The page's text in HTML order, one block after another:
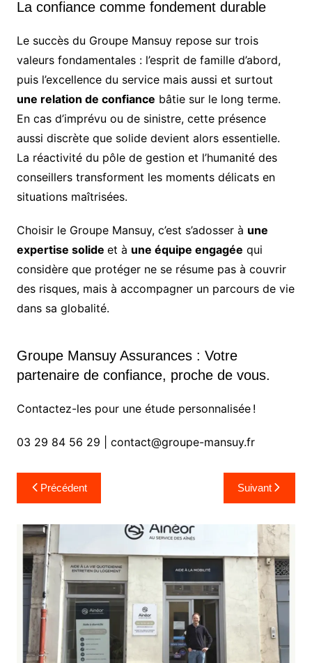
La confiance comme fondement durable
Le succès du Groupe Mansuy repose sur trois
valeurs fondamentales : l’esprit de famille d’abord,
puis l’excellence du service mais aussi et surtout
une relation de confiance bâtie sur le long terme.
En cas d’imprévu ou de sinistre, cette présence
aussi discrète que solide devient alors essentielle.
La réactivité du pôle de gestion et l’humanité des
conseillers transforment les moments délicats en
situations maîtrisées.
Choisir le Groupe Mansuy, c’est s’adosser à une
expertise solide et à une équipe engagée qui
considère que protéger ne se résume pas à couvrir
des risques, mais à accompagner un parcours de vie
dans sa globalité.
Groupe Mansuy Assurances : Votre
partenaire de confiance, proche de vous.
Contactez-les pour une étude personnalisée !
03 29 84 56 29 | contact@groupe-mansuy.fr
Navigation
de
l’article
Précédent Suivant